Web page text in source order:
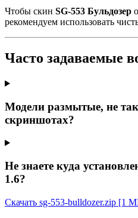
Чтобы скин SG-553 Бульдозер
рекомендуем использовать
Часто задаваемые
Модели размытые, не
скриншотах?
Не знаете куда
1.6?
Скачать sg-553-bulldozer.zip [1